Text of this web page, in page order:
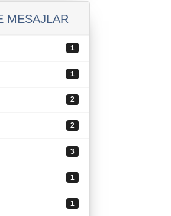
MESAJLAR
1
1
2
2
3
1
1